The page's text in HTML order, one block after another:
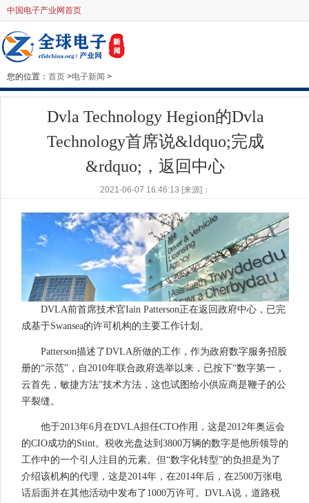
中国电子产业网首页
您的位置： 首页 >电子新闻 >
Dvla Technology Hegion的Dvla
Technology首席说&ldquo;完成
&rdquo;，返回中心
2021-06-07 16:46:13 [来源]：
DVLA前首席技术官Iain Patterson正在返回政府中心，已完
成基于Swansea的许可机构的主要工作计划。
Patterson描述了DVLA所做的工作，作为政府数字服务招股
册的“示范”，自2010年联合政府选举以来，已按下“数字第一，
云首先，敏捷方法”技术方法，这也试图给小供应商是鞭子的公
平裂缝。
他于2013年6月在DVLA担任CTO作用，这是2012年奥运会
的CIO成功的Stint。税收光盘达到3800万辆的数字是他所领导的
工作中的一个引人注目的元素。但“数字化转型”的负担是为了
介绍该机构的代理，这是2014年，在2014年后，在2500万张电
话后面并在其他活动中发布了1000万许可。DVLA说，道路税